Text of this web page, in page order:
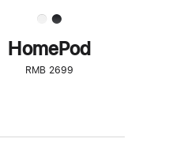
HomePod
RMB 2699